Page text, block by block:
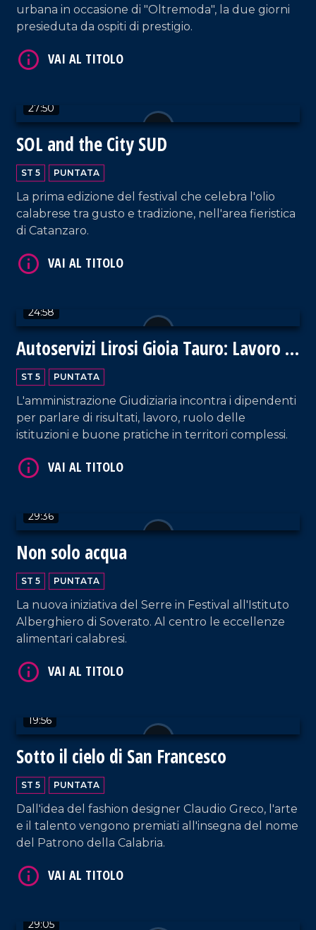
urbana in occasione di "Oltremoda", la due giorni
presieduta da ospiti di prestigio.
27:50
SOL and the City SUD
ST 5 PUNTATA
La prima edizione del festival che celebra l'olio
calabrese tra gusto e tradizione, nell'area fieristica
di Catanzaro.
24:58
Autoservizi Lirosi Gioia Tauro: Lavoro e
legalità
ST 5 PUNTATA
L'amministrazione Giudiziaria incontra i dipendenti
per parlare di risultati, lavoro, ruolo delle
istituzioni e buone pratiche in territori complessi.
29:36
Non solo acqua
ST 5 PUNTATA
La nuova iniziativa del Serre in Festival all'Istituto
Alberghiero di Soverato. Al centro le eccellenze
alimentari calabresi.
19:56
Sotto il cielo di San Francesco
ST 5 PUNTATA
Dall'idea del fashion designer Claudio Greco, l'arte
e il talento vengono premiati all'insegna del nome
del Patrono della Calabria.
29:05
VAI AL TITOLO
VAI AL TITOLO
VAI AL TITOLO
VAI AL TITOLO
VAI AL TITOLO